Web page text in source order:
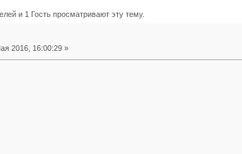
и 1 Гость просматривают эту тему.
2016, 16:00:29 »